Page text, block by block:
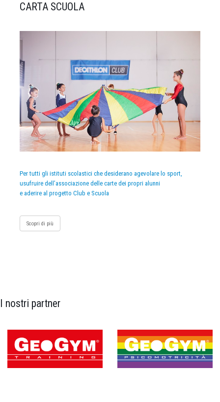
CARTA SCUOLA
Per tutti gli istituti scolastici che desiderano agevolare lo sport,
usufruire dell’associazione delle carte dei propri alunni
e aderire al progetto Club e Scuola
Scopri di più
I nostri partner